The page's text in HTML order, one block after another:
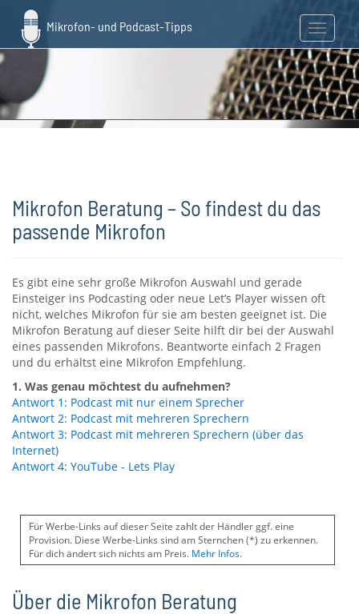
main
content
Toggle
Mikrofon Beratung – So findest du das
passende Mikrofon
Es gibt eine sehr große Mikrofon Auswahl und gerade
Einsteiger ins Podcasting oder neue Let’s Player wissen oft
nicht, welches Mikrofon für sie am besten geeignet ist. Die
Mikrofon Beratung auf dieser Seite hilft dir bei der Auswahl
eines passenden Mikrofons. Beantworte einfach 2 Fragen
und du erhältst eine Mikrofon Empfehlung.
1. Was genau möchtest du aufnehmen?
Antwort 1: Podcast mit nur einem Sprecher
Antwort 2: Podcast mit mehreren Sprechern
Antwort 3: Podcast mit mehreren Sprechern (über das
Internet)
Antwort 4: YouTube - Lets Play
Für Werbe-Links auf dieser Seite zahlt der Händler ggf. eine
Provision. Diese Werbe-Links sind am Sternchen (*) zu erkennen.
Für dich ändert sich nichts am Preis. Mehr Infos.
Über die Mikrofon Beratung